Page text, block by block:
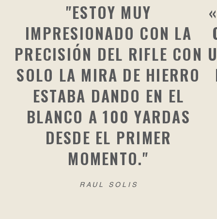
"ESTOY MUY
IMPRESIONADO CON LA
PRECISIÓN DEL RIFLE CON
SOLO LA MIRA DE HIERRO
ESTABA DANDO EN EL
BLANCO A 100 YARDAS
DESDE EL PRIMER
MOMENTO."
RAUL SOLIS
«